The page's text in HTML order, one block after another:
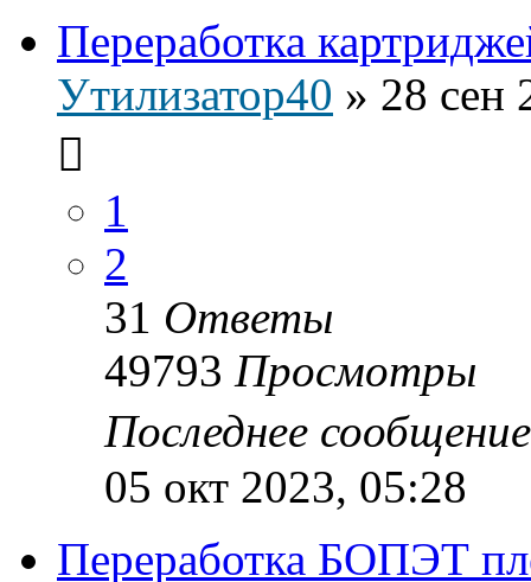
Переработка
Утилизатор40 » 28 сен
1
2
31 Ответы
49793 Просмотры
Последнее
05 окт 2023, 05:28
Переработка БОПЭТ